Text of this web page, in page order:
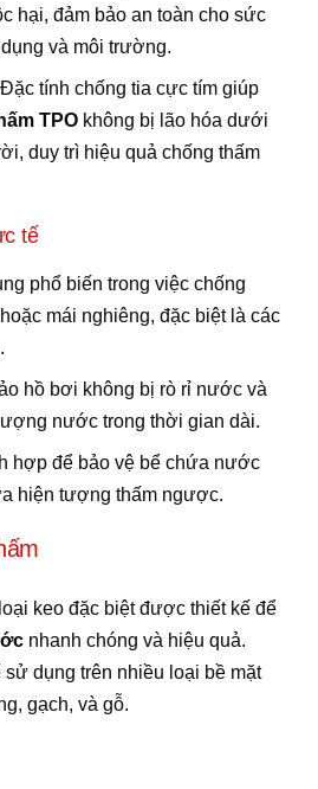
hại, đảm bảo an toàn cho sức
và môi trường.
Đặc tính chống tia cực tím giúp
TPO không bị lão hóa dưới
duy trì hiệu quả chống thấm
tế
phổ biến trong việc chống
mái nghiêng, đặc biệt là các
hồ bơi không bị rò rỉ nước và
nước trong thời gian dài.
hợp để bảo vệ bể chứa nước
hiện tượng thấm ngược.
keo đặc biệt được thiết kế để
nhanh chóng và hiệu quả.
sử dụng trên nhiều loại bề mặt
gạch, và gỗ.